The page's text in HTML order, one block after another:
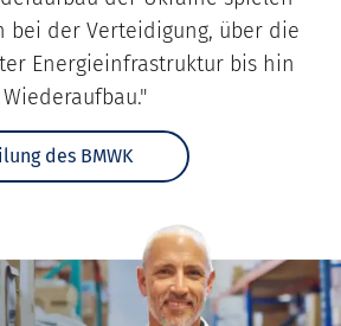
bei der Verteidigung, über die
Energieinfrastruktur bis hin
des BMWK